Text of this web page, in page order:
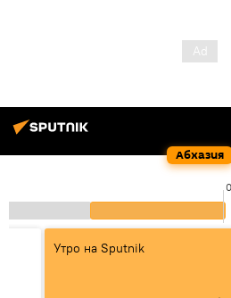
Абхазия
Утро на Sputnik